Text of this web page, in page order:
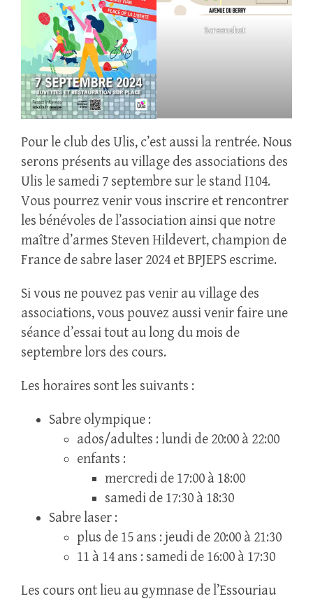
Screenshot
Pour le club des Ulis, c’est aussi la rentrée. Nous
serons présents au village des associations des
Ulis le samedi 7 septembre sur le stand I104.
Vous pourrez venir vous inscrire et rencontrer
les bénévoles de l’association ainsi que notre
maître d’armes Steven Hildevert, champion de
France de sabre laser 2024 et BPJEPS escrime.
Si vous ne pouvez pas venir au village des
associations, vous pouvez aussi venir faire une
séance d’essai tout au long du mois de
septembre lors des cours.
Les horaires sont les suivants :
Sabre olympique :
ados/adultes : lundi de 20:00 à 22:00
enfants :
mercredi de 17:00 à 18:00
samedi de 17:30 à 18:30
Sabre laser :
plus de 15 ans : jeudi de 20:00 à 21:30
11 à 14 ans : samedi de 16:00 à 17:30
Les cours ont lieu au gymnase de l’Essouriau